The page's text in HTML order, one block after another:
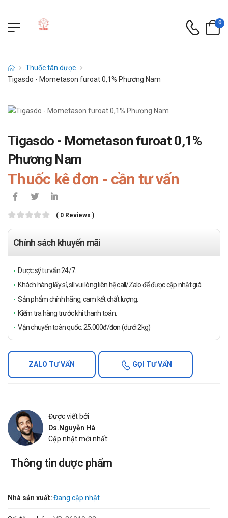
0
Thuốc tân dược
Tigasdo - Mometason furoat 0,1% Phương Nam
Tigasdo - Mometason furoat 0,1%
Phương Nam
Thuốc kê đơn - cần tư vấn
( 0 Reviews )
Chính sách khuyến mãi
Dược sỹ tư vấn 24/7.
Khách hàng lấy sỉ, sll vui lòng liên hệ call/Zalo để được cập nhật giá
Sản phẩm chính hãng, cam kết chất lượng.
Kiểm tra hàng trước khi thanh toán.
Vận chuyển toàn quốc: 25.000đ/đơn (dưới 2kg)
ZALO TƯ VẤN GỌI TƯ VẤN
Được viết bởi
Ds.Nguyễn Hà
Cập nhật mới nhất:
Thông tin dược phẩm
Nhà sản xuất:Đang cập nhật